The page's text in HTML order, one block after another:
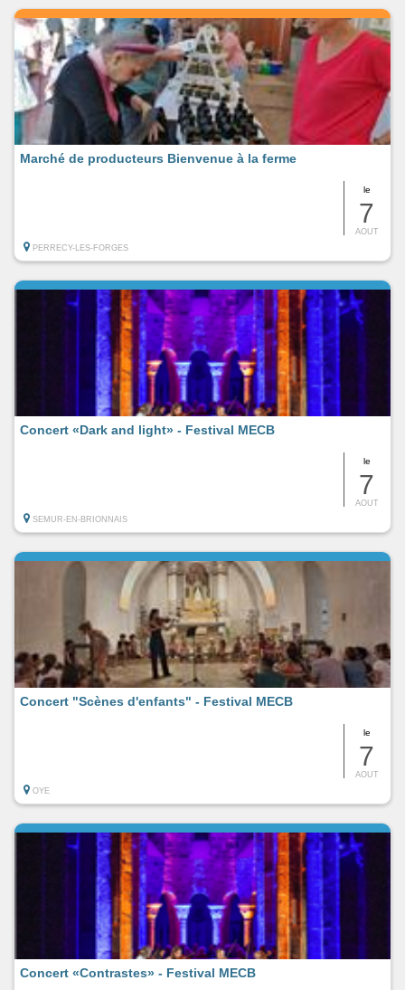
le
7
AOUT
Marché de producteurs Bienvenue à la ferme
PERRECY-LES-FORGES
le
7
AOUT
Concert «Dark and light» - Festival MECB
SEMUR-EN-BRIONNAIS
le
7
AOUT
Concert "Scènes d'enfants" - Festival MECB
OYE
Concert «Contrastes» - Festival MECB